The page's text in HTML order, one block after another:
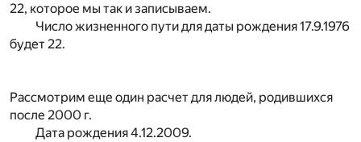
22, которое мы так и записываем.
Число жизненного пути для даты рождения 17.9.1976
будет 22.
Рассмотрим еще один расчет для людей, родившихся
после 2000 г.
Дата рождения 4.12.2009.